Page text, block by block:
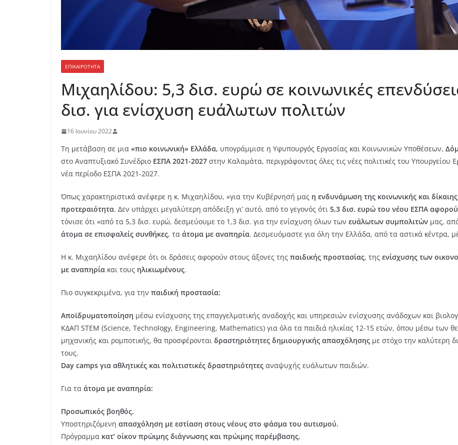
ΕΠΙΚΑΙΡΟΤΗΤΑ
Μιχαηλίδου: 5,3 δισ. ευρώ σε κοινωνικές
δισ. για ενίσχυση ευάλωτων πολιτών
16 Ιουνίου 2022
Τη μετάβαση σε μια «πιο κοινωνική» Ελλάδα, υπογράμμισε η Υφυπουργός Εργασίας και Κοινωνικών Υποθέσεων,
στο Αναπτυξιακό Συνέδριο ΕΣΠΑ 2021-2027 στην Καλαμάτα, περιγράφοντας όλες τις νέες πολιτικές του Υπουργείου
νέα περίοδο ΕΣΠΑ 2021-2027.
Όπως χαρακτηριστικά ανέφερε η κ. Μιχαηλίδου, «για την Κυβέρνησή μας η ενδυνάμωση της κοινωνικής και
προτεραιότητα. Δεν υπάρχει μεγαλύτερη απόδειξη γι’ αυτό, από το γεγονός ότι 5,3 δισ. ευρώ του νέου ΕΣΠΑ
τόνισε ότι «από τα 5,3 δισ. ευρώ, δεσμεύουμε το 1,3 δισ. για την ενίσχυση όλων των ευάλωτων συμπολιτών μας,
άτομα σε επισφαλείς συνθήκες, τα άτομα με αναπηρία. Δεσμευόμαστε για όλη την Ελλάδα, από τα αστικά κέντρα,
Η κ. Μιχαηλίδου ανέφερε ότι οι δράσεις αφορούν στους άξονες της παιδικής προστασίας, της ενίσχυσης των
με αναπηρία και τους ηλικιωμένους.
Πιο συγκεκριμένα, για την παιδική προστασία:
Αποϊδρυματοποίηση μέσω ενίσχυσης της επαγγελματικής αναδοχής και υπηρεσιών ενίσχυσης ανάδοχων και
ΚΔΑΠ STEM (Science, Technology, Engineering, Mathematics) για όλα τα παιδιά ηλικίας 12-15 ετών, όπου μέσω των
μηχανικής και ρομποτικής, θα προσφέρονται δραστηριότητες δημιουργικής απασχόλησης με στόχο την καλύτερη
τους.
Day camps για αθλητικές και πολιτιστικές δραστηριότητες αναψυχής ευάλωτων παιδιών.
Για τα άτομα με αναπηρία:
Προσωπικός βοηθός.
Υποστηριζόμενη απασχόληση με εστίαση στους νέους στο φάσμα του αυτισμού.
Πρόγραμμα κατ’ οίκον πρώιμης διάγνωσης και πρώιμης παρέμβασης.